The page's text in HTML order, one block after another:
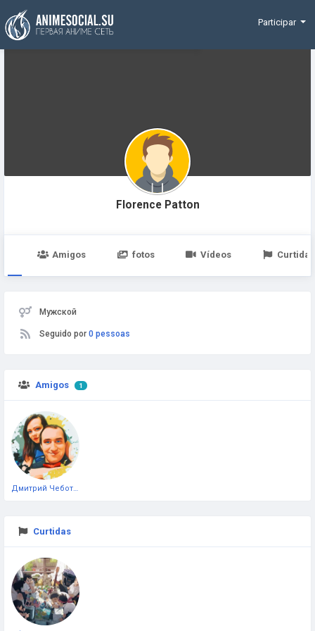
Funding
Participar
Florence Patton
Amigos fotos Vídeos Curtidas
Мужской
Seguido por 0 pessoas
Amigos 1
Curtidas